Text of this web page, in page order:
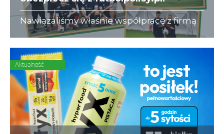
Nawiązaliśmy właśnie współpracę z firmą
futbolpolisy.pl, która na co dzień zajmuje
się ubezpieczeniami dla piłkarzy-
amatorów.
Aktualność